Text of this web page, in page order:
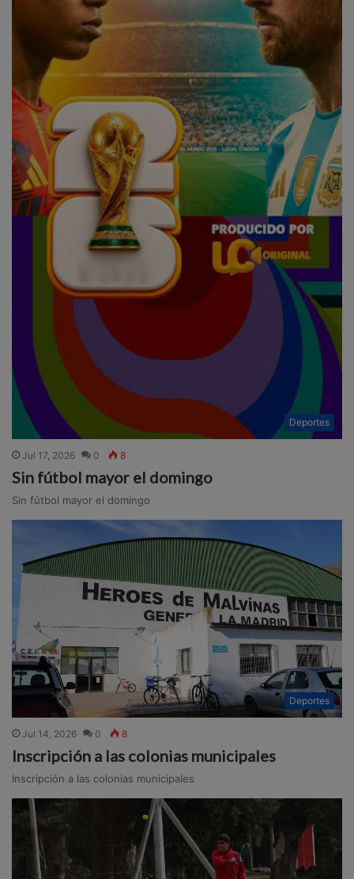
Deportes
Jul 17, 2026 0 8
Sin fútbol mayor el domingo
Sin fútbol mayor el domingo
Deportes
Jul 14, 2026 0 8
Inscripción a las colonias municipales
Inscripción a las colonias municipales